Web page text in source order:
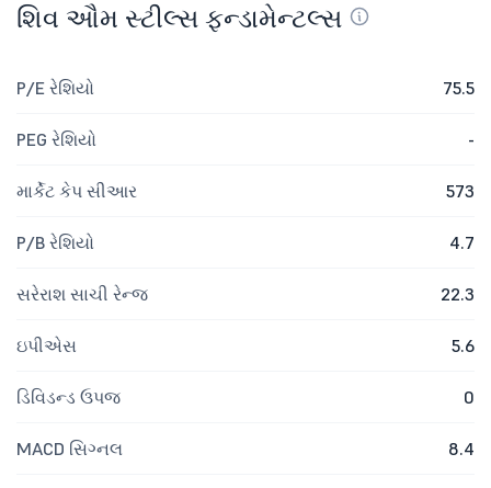
શિવ ઔમ સ્ટીલ્સ ફન્ડામેન્ટલ્સ
P/E રેશિયો 75.5
PEG રેશિયો -
માર્કેટ કેપ સીઆર 573
P/B રેશિયો 4.7
સરેરાશ સાચી રેન્જ 22.3
ઇપીએસ 5.6
ડિવિડન્ડ ઉપજ 0
MACD સિગ્નલ 8.4